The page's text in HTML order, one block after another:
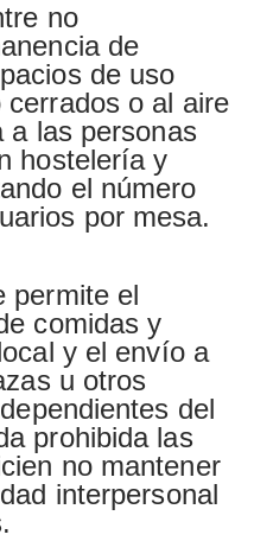
no
de
de uso
o al aire
a las personas
hostelería y
el número
por mesa.
permite el
comidas y
y el envío a
u otros
del
prohibida las
no mantener
interpersonal